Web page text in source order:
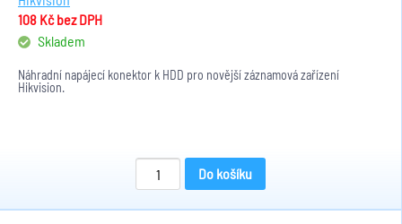
108 Kčbez DPH
Skladem
Náhradní napájecí konektor k HDD pro novější záznamová zařízení
Hikvision.
Do košíku